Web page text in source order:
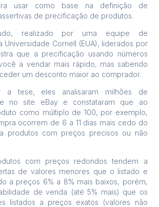
usar como base na definição de
de precificação de produtos.
realizado por uma equipe de
Universidade Cornell (EUA), liderados por
que a precificação usando números
a vendar mais rápido, mas sabendo
um desconto maior ao comprador.
a tese, eles analisaram milhões de
no site eBay e constataram que ao
como múltiplo de 100, por exemplo,
ocorrem de 6 a 11 dias mais cedo do
produtos com preços precisos ou não
com preços redondos tendem a
de valores menores que o listado e
a preços 6% a 8% mais baixos, porém,
de venda (até 5% mais) que os
listados a preços exatos (valores não